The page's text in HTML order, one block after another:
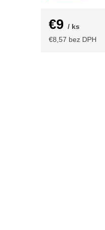
€9 / ks
€8,57 bez DPH